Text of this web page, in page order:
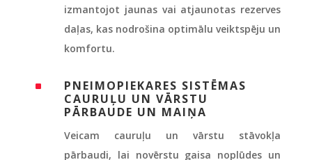
izmantojot jaunas vai atjaunotas rezerves
daļas, kas nodrošina optimālu veiktspēju un
komfortu.
^
PNEIMOPIEKARES SISTĒMAS
CAURUĻU UN VĀRSTU
PĀRBAUDE UN MAIŅA
Veicam cauruļu un vārstu stāvokļa
pārbaudi, lai novērstu gaisa noplūdes un